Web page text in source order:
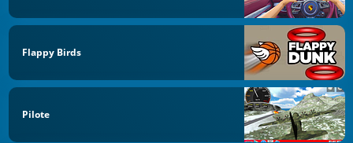
Flappy Birds
Pilote